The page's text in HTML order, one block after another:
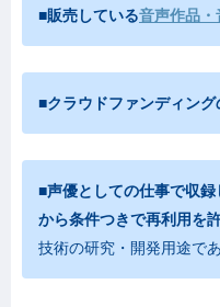
■販売している音声作品・
■クラウドファンディン
■声優としての仕事で収
から条件つきで再利用を
技術の研究・開発用途で